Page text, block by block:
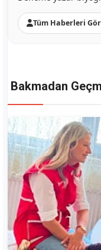
Tüm Haberleri Gör
Bakmadan